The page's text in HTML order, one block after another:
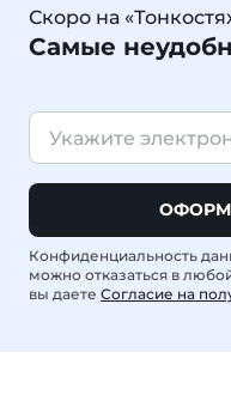
Скоро на
Самые
Конфиденциальность
можно отказаться в
вы даете Согласие на